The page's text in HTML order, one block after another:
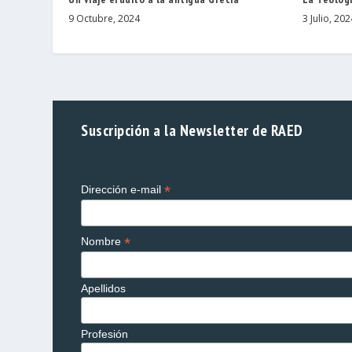
9 Octubre, 2024 3 Julio,
Suscripción a la Newsletter de RAED
Dirección e-mail*
Nombre*
Apellidos
Profesión